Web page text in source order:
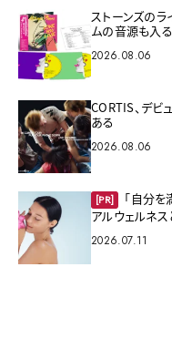
ストーンズの
ムの音源も入る
2026.08.06
CORTIS、デビ
ある
2026.08.06
[PR]
「自分を
アルウェルネス
2026.07.11